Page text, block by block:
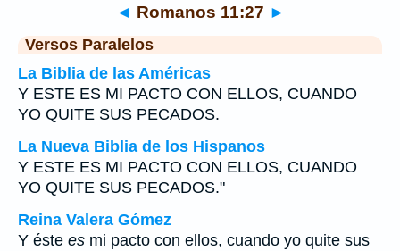
◄ Romanos 11:27 ►
Versos Paralelos
La Biblia de las Américas
Y ESTE ES MI PACTO CON ELLOS, CUANDO
YO QUITE SUS PECADOS.
La Nueva Biblia de los Hispanos
Y ESTE ES MI PACTO CON ELLOS, CUANDO
YO QUITE SUS PECADOS."
Reina Valera Gómez
Y éste es mi pacto con ellos, cuando yo quite sus